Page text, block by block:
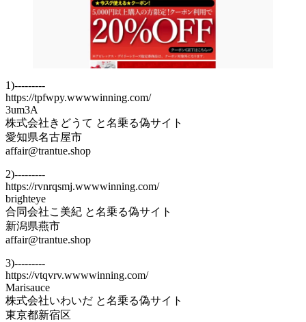
1)---------
https://tpfwpy.wwwwinning.com/
3um3A
株式会社きどうて と名乗る偽サイト
愛知県名古屋市
affair@trantue.shop
2)---------
https://rvnrqsmj.wwwwinning.com/
brighteye
合同会社こ美紀 と名乗る偽サイト
新潟県燕市
affair@trantue.shop
3)---------
https://vtqvrv.wwwwinning.com/
Marisauce
株式会社いわいだ と名乗る偽サイト
東京都新宿区